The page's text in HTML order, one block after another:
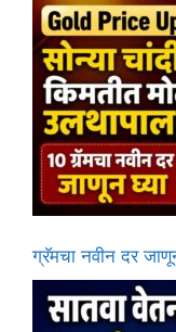
ग्रॅमचा नवीन दर